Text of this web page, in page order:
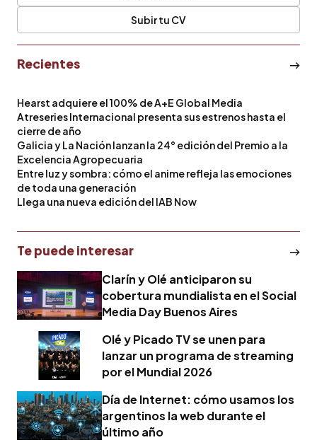
Subir tu CV
Recientes
Hearst adquiere el 100% de A+E Global Media
Atreseries Internacional presenta sus estrenos hasta el
cierre de año
Galicia y La Nación lanzan la 24° edición del Premio a la
Excelencia Agropecuaria
Entre luz y sombra: cómo el anime refleja las emociones
de toda una generación
Llega una nueva edición del IAB Now
Te puede interesar
Clarín y Olé anticiparon su
cobertura mundialista en el Social
Media Day Buenos Aires
Olé y Picado TV se unen para
lanzar un programa de streaming
por el Mundial 2026
Día de Internet: cómo usamos los
argentinos la web durante el
último año